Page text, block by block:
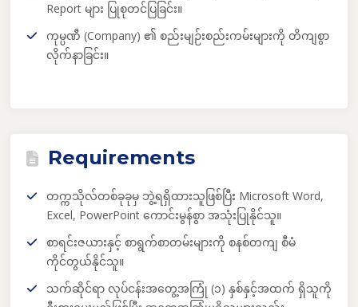
Report များ ပြုစုတင်ပြခြင်း။
ကုမ္ပဏီ (Company) ၏ စည်းမျဉ်းစည်းကမ်းများကို တိကျစွာ
လိုက်နာခြင်း။
Requirements
တက္ကသိုလ်တစ်ခုခုမှ ဘွဲ့ရရှိထားသူဖြစ်ပြီး Microsoft Word,
Excel, PowerPoint ကောင်းမွန်စွာ အသုံးပြုနိုင်သူ။
စာရင်းဇယားနှင့် စာရွက်စာတမ်းများကို စနစ်တကျ စီမံ
ကိုင်တွယ်နိုင်သူ။
သက်ဆိုင်ရာ လုပ်ငန်းအတွေ့အကြုံ (၁) နှစ်နှင့်အထက် ရှိသူကို